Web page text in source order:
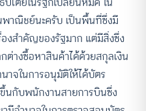
พาณิชย์นะครับ เป็นพื้นที่ซึ่งมี
งสำคัญของรัฐมาก แต่มีสิ่งซึ่ง
ต่างซื้อหาสินค้าได้ด้วยสกุลเงิน
จในการอนุมัติให้ได้บัตร
นกับพนักงานสายการบินซึ่ง